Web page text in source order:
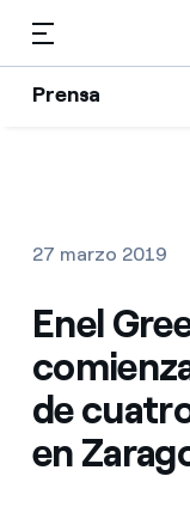
Prensa
Prensa
Encuentra la
Compara
Recursos
Colecciones
Contactos
ES
27 marzo 2019
Enel
de
en